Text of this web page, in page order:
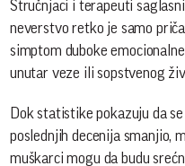
Stručnjaci i terapeuti
neverstvo retko je samo
simptom duboke
unutar veze ili sopstvenog
Dok statistike pokazuju da
poslednjih decenija smanjio,
muškarci mogu da budu